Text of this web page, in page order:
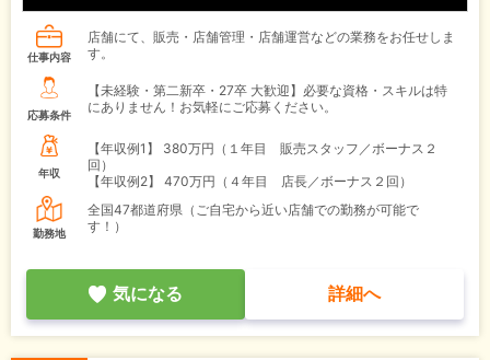
仕事内容
店舗にて、販売・店舗管理・店舗運営などの業務をお任せしま
す。
応募条件
【未経験・第二新卒・27卒 大歓迎】必要な資格・スキルは特
にありません！お気軽にご応募ください。
年収
【年収例1】
380万円（１年目 販売スタッフ／ボーナス２
回）
【年収例2】
470万円（４年目 店長／ボーナス２回）
勤務地
全国47都道府県（ご自宅から近い店舗での勤務が可能で
す！）
気になる 詳細へ